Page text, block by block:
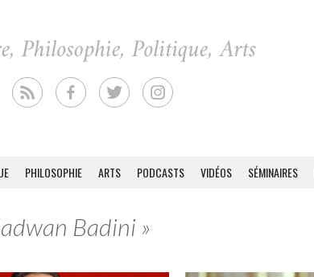
PHILOSOPHIE ARTS PODCASTS VIDÉOS SÉMINAIRES
Badini »